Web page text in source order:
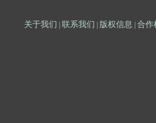
关于我们 联系我们 版权信息 合作